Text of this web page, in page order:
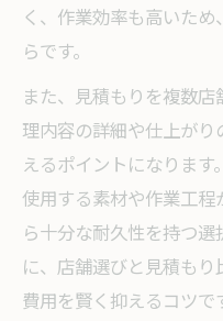
く、作業効率も高いた
らです。
また、見積もりを複数
理内容の詳細や仕上が
えるポイントになりま
使用する素材や作業工
ら十分な耐久性を持つ
に、店舗選びと見積も
費用を賢く抑えるコツで